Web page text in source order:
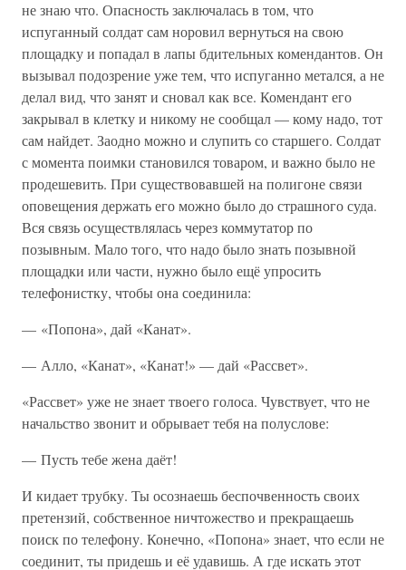
не знаю что. Опасность заключалась в том, что
испуганный солдат сам норовил вернуться на свою
площадку и попадал в лапы бдительных комендантов. Он
вызывал подозрение уже тем, что испуганно метался, а не
делал вид, что занят и сновал как все. Комендант его
закрывал в клетку и никому не сообщал — кому надо, тот
сам найдет. Заодно можно и слупить со старшего. Солдат
с момента поимки становился товаром, и важно было не
продешевить. При существовавшей на полигоне связи
оповещения держать его можно было до страшного суда.
Вся связь осуществлялась через коммутатор по
позывным. Мало того, что надо было знать позывной
площадки или части, нужно было ещё упросить
телефонистку, чтобы она соединила:
— «Попона», дай «Канат».
— Алло, «Канат», «Канат!» — дай «Рассвет».
«Рассвет» уже не знает твоего голоса. Чувствует, что не
начальство звонит и обрывает тебя на полуслове:
— Пусть тебе жена даёт!
И кидает трубку. Ты осознаешь беспочвенность своих
претензий, собственное ничтожество и прекращаешь
поиск по телефону. Конечно, «Попона» знает, что если не
соединит, ты придешь и её удавишь. А где искать этот